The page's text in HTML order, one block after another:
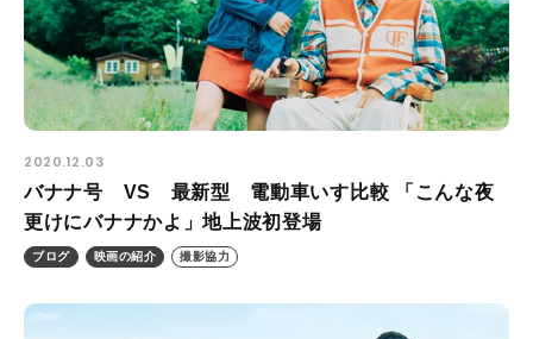
2020.12.03
バナナ号 VS 最新型 電動車いす比較 「こんな夜
更けにバナナかよ」地上波初登場
ブログ 映画の紹介 撮影協力